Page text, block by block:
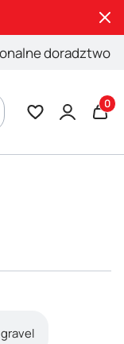
doradztwo